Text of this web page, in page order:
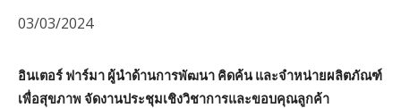
03/03/2024
อินเตอร์ ฟาร์มา ผู้นำด้านการพัฒนา คิดค้น และจำหน่ายผลิตภัณฑ์
เพื่อสุขภาพ จัดงานประชุมเชิงวิชาการและขอบคุณลูกค้า